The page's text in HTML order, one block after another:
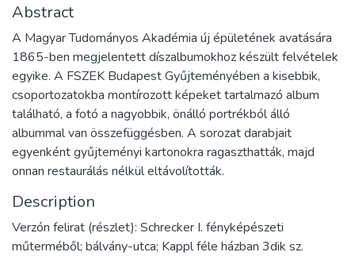
Abstract
A Magyar Tudományos Akadémia új épületének avatására
1865-ben megjelentett díszalbumokhoz készült felvételek
egyike. A FSZEK Budapest Gyűjteményében a kisebbik,
csoportozatokba montírozott képeket tartalmazó album
található, a fotó a nagyobbik, önálló portrékból álló
albummal van összefüggésben. A sorozat darabjait
egyenként gyűjteményi kartonokra ragaszthatták, majd
onnan restaurálás nélkül eltávolították.
Description
Verzón felirat (részlet): Schrecker I. fényképészeti
műterméből; bálvány-utca; Kappl féle házban 3dik sz.